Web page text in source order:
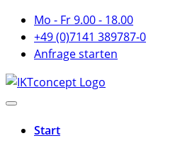
Mo - Fr 9.00 - 18.00
+49 (0)7141 389787-0
Anfrage starten
Start